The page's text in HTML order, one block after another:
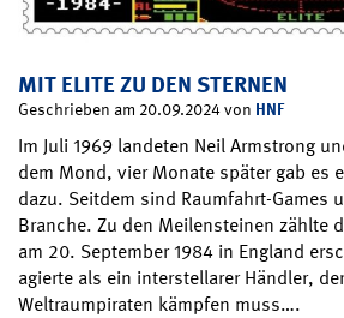
MIT ELITE ZU DEN STERNEN
Geschrieben am 20.09.2024 von HNF
Im Juli 1969 landeten Neil Armstrong
dem Mond, vier Monate später gab es
dazu. Seitdem sind Raumfahrt-Games
Branche. Zu den Meilensteinen zählte
am 20. September 1984 in England
agierte als ein interstellarer Händler,
Weltraumpiraten kämpfen muss….